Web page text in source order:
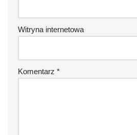
Witryna internetowa
Komentarz *